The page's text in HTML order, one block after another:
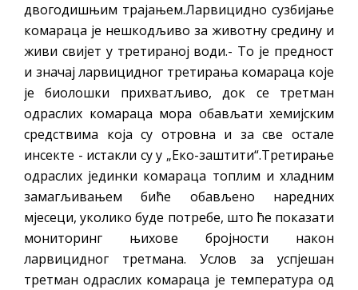
Oд 27. јула пријем захтјева за новчану
помоћ за набавку школског прибора
основцима
Обрасци захтјева за регресирано
гориво доступни од 13. марта до 15.
новембра
Захтјев за издавање ПОНОСНЕ КАРТИЦЕ
Обавјештење о забрани саобраћаја 6. и
7. августа
Обавјештење за предузетника - Вера
Ујић
двогодишњим трајањем.Ларвицидно сузбијање
комараца је нешкодљиво за животну средину и
живи свијет у третираној води.- То је предност
и значај ларвицидног третирања комараца које
је биолошки прихватљиво, док се третман
одраслих комараца мора обављати хемијским
средствима која су отровна и за све остале
инсекте - истакли су у „Еко-заштити“.Третирање
одраслих јединки комараца топлим и хладним
замагљивањем биће обављено наредних
мјесеци, уколико буде потребе, што ће показати
мониторинг њихове бројности након
ларвицидног третмана. Услов за успјешан
третман одраслих комараца је температура од